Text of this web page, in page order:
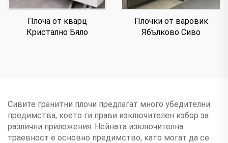
Плоча от кварц
Кристално Бяло
Плочки от варовик
Ябълково Сиво
Сивите гранитни плочи предлагат много убедителни
предимства, което ги прави изключителен избор за
различни приложения. Нейната изключителна
траевност е основно предимство, като могат да се